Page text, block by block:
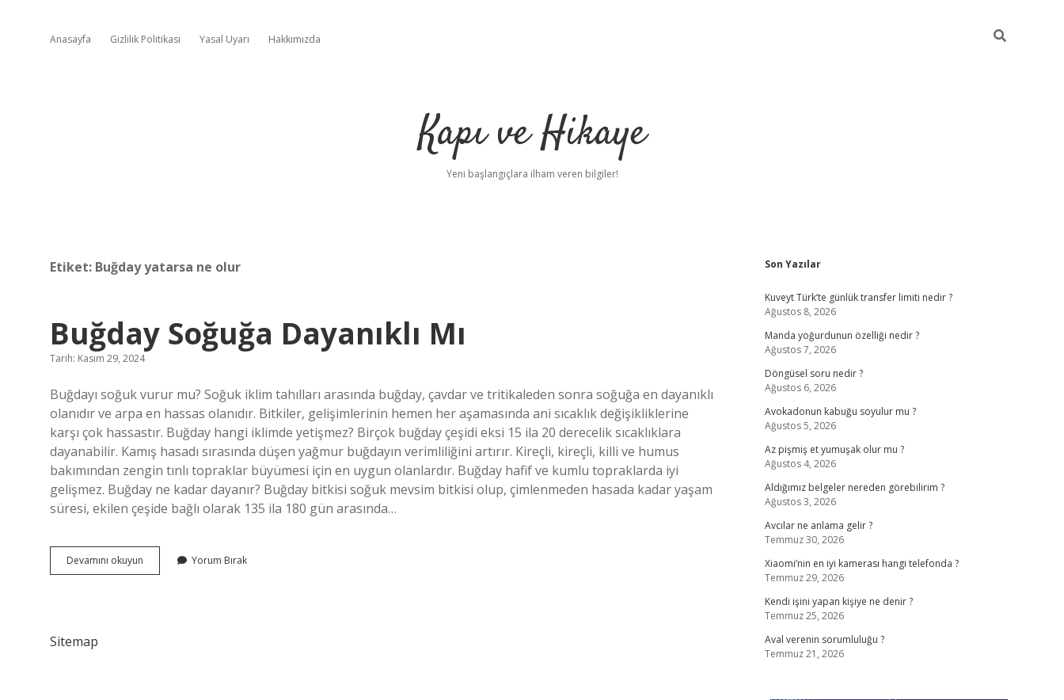
Anasayfa Gizlilik Politikası Yasal Uyarı Hakkımızda
Kapı ve Hikaye
Yeni başlangıçlara ilham veren bilgiler!
Etiket: Buğday yatarsa ne olur
Buğday Soğuğa Dayanıklı Mı
Tarih: Kasım 29, 2024
Buğdayı soğuk vurur mu? Soğuk iklim tahılları arasında buğday, çavdar ve tritikaleden sonra soğuğa en dayanıklı
olanıdır ve arpa en hassas olanıdır. Bitkiler, gelişimlerinin hemen her aşamasında ani sıcaklık değişikliklerine
karşı çok hassastır. Buğday hangi iklimde yetişmez? Birçok buğday çeşidi eksi 15 ila 20 derecelik sıcaklıklara
dayanabilir. Kamış hasadı sırasında düşen yağmur buğdayın verimliliğini artırır. Kireçli, kireçli, killi ve humus
bakımından zengin tınlı topraklar büyümesi için en uygun olanlardır. Buğday hafif ve kumlu topraklarda iyi
gelişmez. Buğday ne kadar dayanır? Buğday bitkisi soğuk mevsim bitkisi olup, çimlenmeden hasada kadar yaşam
süresi, ekilen çeşide bağlı olarak 135 ila 180 gün arasında…
Devamını okuyun
Soğuğa
Yorum Bırak
Sitemap
Sidebar
Son Yazılar
Kuveyt Türk’te günlük transfer limiti nedir ?
Ağustos 8, 2026
Manda yoğurdunun özelliği nedir ?
Ağustos 7, 2026
Döngüsel soru nedir ?
Ağustos 6, 2026
Avokadonun kabuğu soyulur mu ?
Ağustos 5, 2026
Az pişmiş et yumuşak olur mu ?
Ağustos 4, 2026
Aldığımız belgeler nereden görebilirim ?
Ağustos 3, 2026
Avcılar ne anlama gelir ?
Temmuz 30, 2026
Xiaomi’nin en iyi kamerası hangi telefonda ?
Temmuz 29, 2026
Kendi işini yapan kişiye ne denir ?
Temmuz 25, 2026
Aval verenin sorumluluğu ?
Temmuz 21, 2026